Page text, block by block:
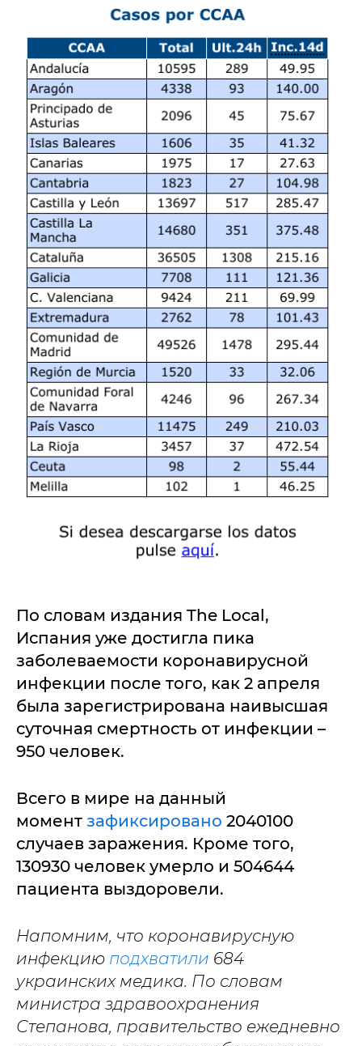
По словам издания The Local,
Испания уже достигла пика
заболеваемости коронавирусной
инфекции после того, как 2 апреля
была зарегистрирована наивысшая
суточная смертность от инфекции –
950 человек.
Всего в мире на данный
момент зафиксировано 2040100
случаев заражения. Кроме того,
130930 человек умерло и 504644
пациента выздоровели.
Напомним, что коронавирусную
инфекцию подхватили 684
украинских медика. По словам
министра здравоохранения
Степанова, правительство ежедневно